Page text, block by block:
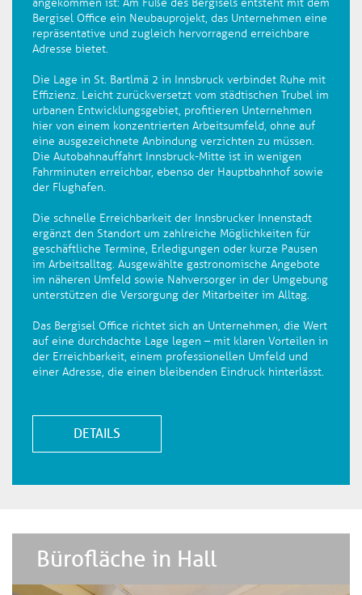
angekommen ist: Am Fuße des Bergisels entsteht mit dem
Bergisel Office ein Neubauprojekt, das Unternehmen eine
repräsentative und zugleich hervorragend erreichbare
Adresse bietet.
Die Lage in St. Bartlmä 2 in Innsbruck verbindet Ruhe mit
Effizienz. Leicht zurückversetzt vom städtischen Trubel im
urbanen Entwicklungsgebiet, profitieren Unternehmen
hier von einem konzentrierten Arbeitsumfeld, ohne auf
eine ausgezeichnete Anbindung verzichten zu müssen.
Die Autobahnauffahrt Innsbruck-Mitte ist in wenigen
Fahrminuten erreichbar, ebenso der Hauptbahnhof sowie
der Flughafen.
Die schnelle Erreichbarkeit der Innsbrucker Innenstadt
ergänzt den Standort um zahlreiche Möglichkeiten für
geschäftliche Termine, Erledigungen oder kurze Pausen
im Arbeitsalltag. Ausgewählte gastronomische Angebote
im näheren Umfeld sowie Nahversorger in der Umgebung
unterstützen die Versorgung der Mitarbeiter im Alltag.
Das Bergisel Office richtet sich an Unternehmen, die Wert
auf eine durchdachte Lage legen – mit klaren Vorteilen in
der Erreichbarkeit, einem professionellen Umfeld und
einer Adresse, die einen bleibenden Eindruck hinterlässt.
DETAILS
Bürofläche in Hall